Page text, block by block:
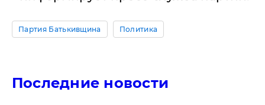
Партия Батькивщина Политика
Последние новости